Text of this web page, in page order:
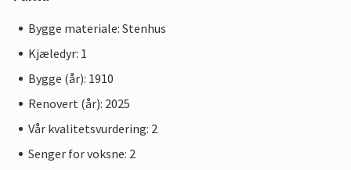
Bygge materiale: Stenhus
Kjæledyr: 1
Bygge (år): 1910
Renovert (år): 2025
Vår kvalitetsvurdering: 2
Senger for voksne: 2